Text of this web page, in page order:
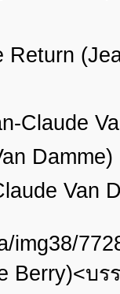
Return
Claude
Van
img38/
Berry)<บ